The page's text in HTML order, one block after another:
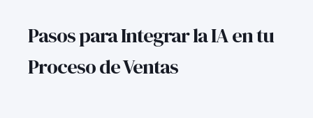
Pasos para Integrar la IA en tu
Proceso de Ventas